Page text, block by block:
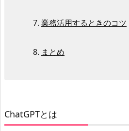
業務活用するときのコツ
まとめ
ChatGPTとは